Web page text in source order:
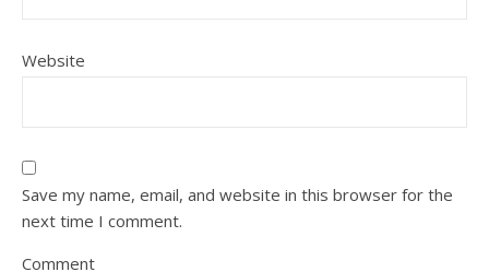
Website
Save my name, email, and website in this browser for the
next time I comment.
Comment